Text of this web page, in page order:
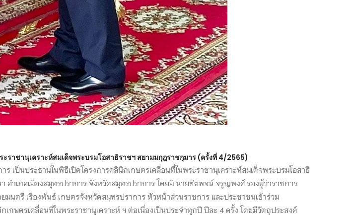
ราชานุเคราะห์สมเด็จพระบรมโอสาธิราชฯ สยามมกุฎราชกุมาร (ครั้งที่ 4/2565)
เป็นประธานในพิธีเปิดโครงการคลินิกเกษตรเคลื่อนที่ในพระราชานุเคราะห์สมเด็จพระบรมโอสาธิ
ำเภอเมืองสมุทรปราการ จังหวัดสมุทรปราการ โดยมี นายชัยพจน์ จรูญพงศ์ รองผู้ว่าราชการ
นตรี เรืองพันธ์ เกษตรจังหวัดสมุทรปราการ หัวหน้าส่วนราชการ และประชาชนเข้าร่วม
ษตรเคลื่อนที่ในพระราชานุเคราะห์ ฯ ต่อเนื่องเป็นประจำทุกปี ปีละ 4 ครั้ง โดยมีวัตถุประสงค์